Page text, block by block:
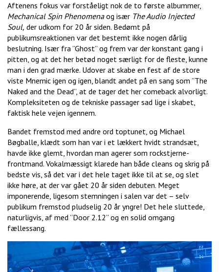
Aftenens fokus var forståeligt nok de to første albummer,
Mechanical Spin Phenomenaog især The Audio Injected
Soul, der udkom for 20 år siden. Bedømt på
publikumsreaktionen var det bestemt ikke nogen dårlig
beslutning. Især fra ”Ghost” og frem var der konstant gang i
pitten, og at det her betød noget særligt for de fleste, kunne
man i den grad mærke. Udover at skabe en fest af de store
viste Mnemic igen og igen, blandt andet på en sang som ”The
Naked and the Dead”, at de tager det her comeback alvorligt.
Kompleksiteten og de tekniske passager sad lige i skabet,
faktisk hele vejen igennem.
Bandet fremstod med andre ord toptunet, og Michael
Bøgballe, klædt som han var i et lækkert hvidt strandsæt,
havde ikke glemt, hvordan man agerer som rockstjerne-
frontmand. Vokalmæssigt klarede han både cleans og skrig på
bedste vis, så det var i det hele taget ikke til at se, og slet
ikke høre, at der var gået 20 år siden debuten. Meget
imponerende, ligesom stemningen i salen var det – selv
publikum fremstod pludselig 20 år yngre! Det hele sluttede,
naturligvis, af med ”Door 2.12” og en solid omgang
fællessang.